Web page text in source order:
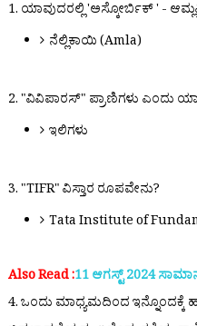
1. ಯಾವುದರಲ್ಲಿ 'ಅಸ್ಕೋರ್ಬಿಕ್ ' -
ನೆಲ್ಲಿಕಾಯಿ (Amla)
2. "ವಿವಿಪಾರಸ್" ಪ್ರಾಣಿಗಳು ಎಂದು
ಇಲಿಗಳು
3. "TIFR" ವಿಸ್ತಾರ ರೂಪವೇನು?
Tata Institute of
Also Read :11 ಆಗಸ್ಟ್ 2024
4. ಒಂದು ಮಾಧ್ಯಮದಿಂದ